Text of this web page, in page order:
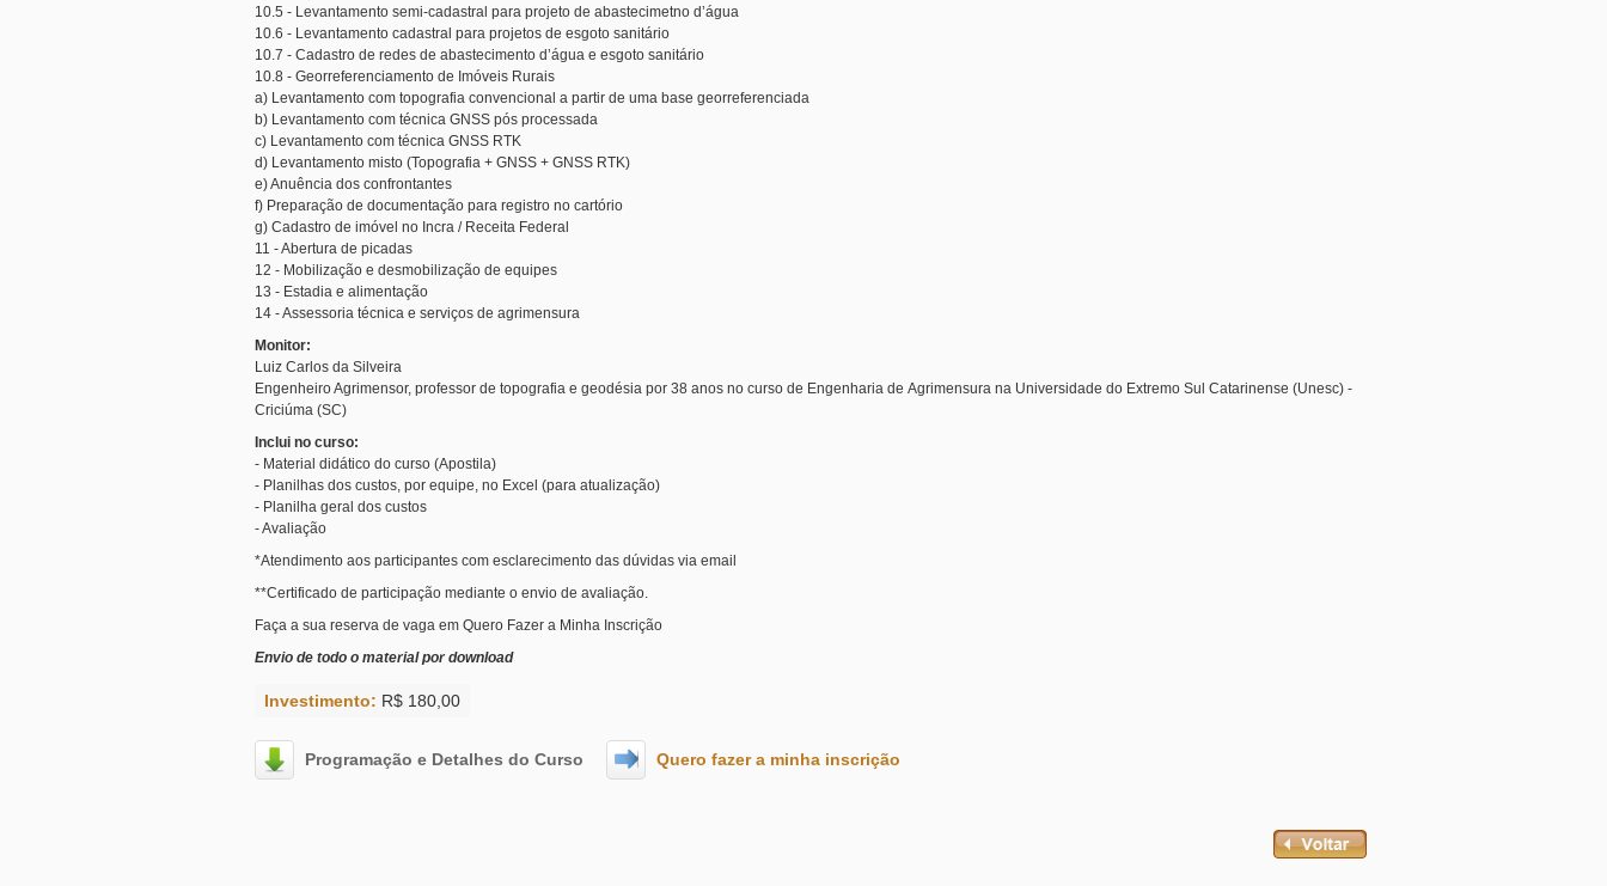
10.5 - Levantamento semi-cadastral para projeto de abastecimetno d’água
10.6 - Levantamento cadastral para projetos de esgoto sanitário
10.7 - Cadastro de redes de abastecimento d’água e esgoto sanitário
10.8 - Georreferenciamento de Imóveis Rurais
a) Levantamento com topografia convencional a partir de uma base georreferenciada
b) Levantamento com técnica GNSS pós processada
c) Levantamento com técnica GNSS RTK
d) Levantamento misto (Topografia + GNSS + GNSS RTK)
e) Anuência dos confrontantes
f) Preparação de documentação para registro no cartório
g) Cadastro de imóvel no Incra / Receita Federal
11 - Abertura de picadas
12 - Mobilização e desmobilização de equipes
13 - Estadia e alimentação
14 - Assessoria técnica e serviços de agrimensura
Monitor:
Luiz Carlos da Silveira
Criciúma (SC)
Inclui no curso:
- Material didático do curso (Apostila)
- Planilhas dos custos, por equipe, no Excel (para atualização)
- Planilha geral dos custos
- Avaliação
*Atendimento aos participantes com esclarecimento das dúvidas via email
**Certificado de participação mediante o envio de avaliação.
Faça a sua reserva de vaga em Quero Fazer a Minha Inscrição
Envio de todo o material por download
Investimento: R$ 180,00
Programação e Detalhes do Curso Quero fazer a minha inscrição